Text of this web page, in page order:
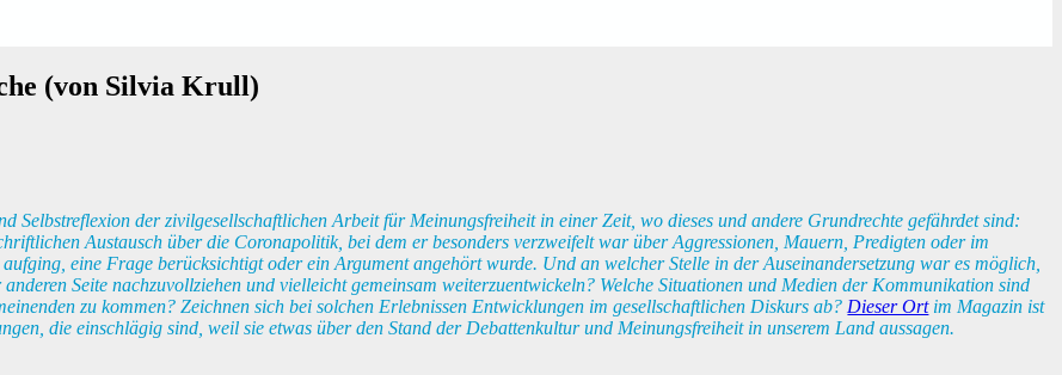
(von Silvia Krull)
Selbstreflexion der zivilgesellschaftlichen Arbeit für Meinungsfreiheit in einer Zeit, wo dieses und andere Grundrechte gefährdet sind:
Austausch über die Coronapolitik, bei dem er besonders verzweifelt war über Aggressionen, Mauern, Predigten oder im
eine Frage berücksichtigt oder ein Argument angehört wurde. Und an welcher Stelle in der Auseinandersetzung war es möglich,
Seite nachzuvollziehen und vielleicht gemeinsam weiterzuentwickeln? Welche Situationen und Medien der Kommunikation sind
zu kommen? Zeichnen sich bei solchen Erlebnissen Entwicklungen im gesellschaftlichen Diskurs ab? Dieser Ortim Magazin ist
die einschlägig sind, weil sie etwas über den Stand der Debattenkultur und Meinungsfreiheit in unserem Land aussagen.